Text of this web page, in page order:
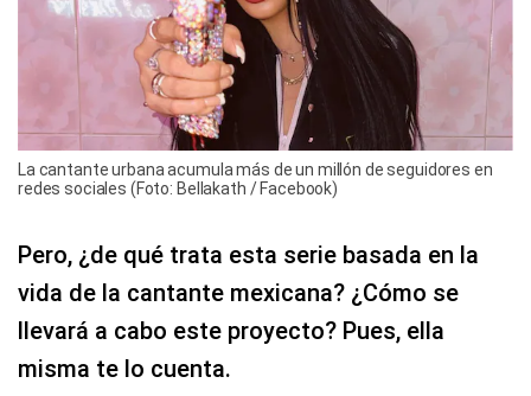
La cantante urbana acumula más de un millón de seguidores en
redes sociales (Foto: Bellakath / Facebook)
Pero, ¿de qué trata esta serie basada en la
vida de la cantante mexicana? ¿Cómo se
llevará a cabo este proyecto? Pues, ella
misma te lo cuenta.